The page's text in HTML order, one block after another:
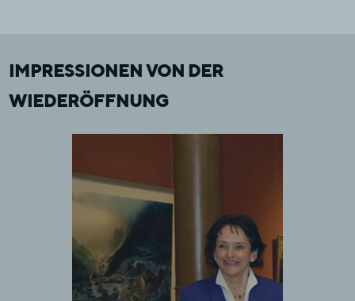
IMPRESSIONEN VON DER
WIEDERÖFFNUNG